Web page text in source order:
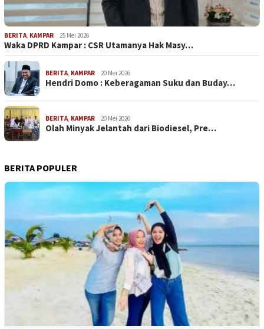
BERITA KAMPAR 25 Mei 2026
Waka DPRD Kampar : CSR Utamanya Hak Masy…
BERITA KAMPAR 20 Mei 2026
Hendri Domo : Keberagaman Suku dan Buday…
BERITA KAMPAR 20 Mei 2026
Olah Minyak Jelantah dari Biodiesel, Pre…
BERITA POPULER